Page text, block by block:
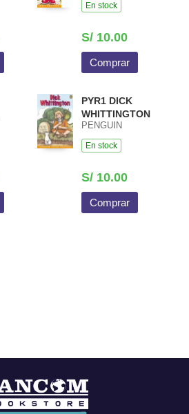
En stock
S/ 10.00
Comprar
PYR1 DICK
WHITTINGTON
PENGUIN
En stock
S/ 10.00
Comprar